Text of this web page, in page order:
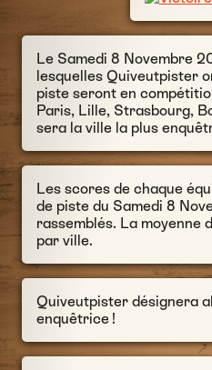
Le Samedi 8 Novembre
lesquelles Quiveutpister
piste seront en
Paris, Lille, Strasbourg,
sera la ville la plus
Les scores de chaque
de piste du Samedi 8
rassemblés. La moyenne
par ville.
Quiveutpister désignera
enquêtrice !